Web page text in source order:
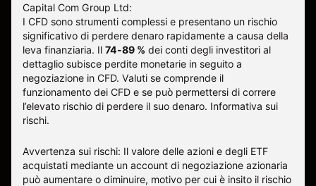
Capital Com Group Ltd:
I CFD sono strumenti complessi e presentano un rischio
significativo di perdere denaro rapidamente a causa della
leva finanziaria. Il 74-89 % dei conti degli investitori al
dettaglio subisce perdite monetarie in seguito a
negoziazione in CFD. Valuti se comprende il
funzionamento dei CFD e se può permettersi di correre
l’elevato rischio di perdere il suo denaro. Informativa sui
rischi.
Avvertenza sui rischi: Il valore delle azioni e degli ETF
acquistati mediante un account di negoziazione azionaria
può aumentare o diminuire, motivo per cui è insito il rischio